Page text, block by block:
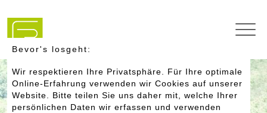
Bevor's losgeht:
Wir respektieren Ihre Privatsphäre. Für Ihre optimale
Online-Erfahrung verwenden wir Cookies auf unserer
Website. Bitte teilen Sie uns daher mit, welche Ihrer
persönlichen Daten wir erfassen und verwenden